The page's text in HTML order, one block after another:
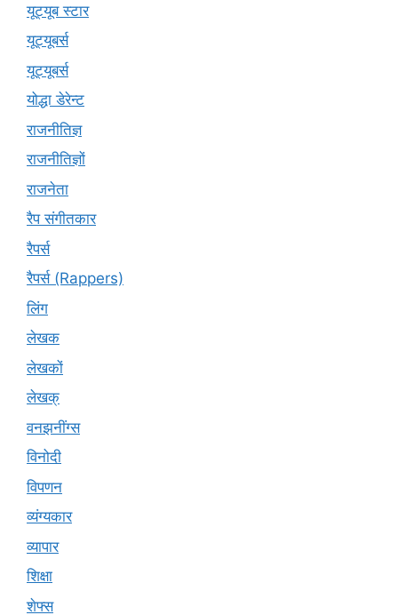
यूट्यूब स्टार
यूट्‍यूबर्स
यूट्यूबर्स
योद्धा डेरेन्ट
राजनीतिज्ञ
राजनीतिज्ञों
राजनेता
रैप संगीतकार
रैपर्स
रैपर्स (Rappers)
लिंग
लेखक
लेखकों
लेखक्
वनझनींग्स
विनोदी
विपणन
व्यंग्यकार
व्यापार
शिक्षा
शेफ्स